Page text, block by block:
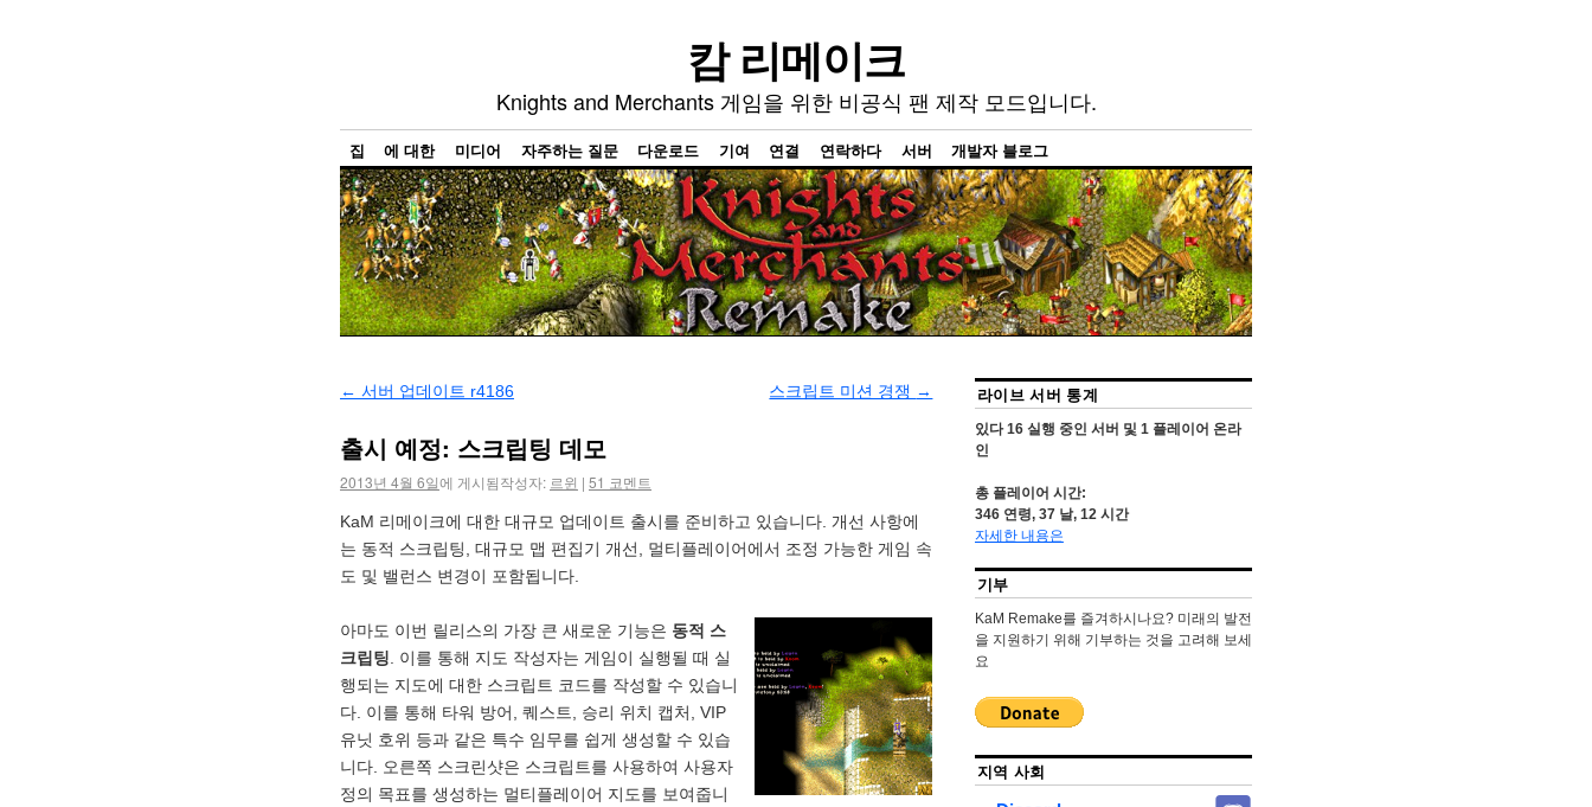
캄 리메이크
Knights and Merchants 게임을 위한 비공식 팬 제작 모드입니다.
집 에 대한 미디어 자주하는 질문 다운로드 기여 연결 연락하다 서버 개발자 블로그
← 서버 업데이트 r4186 스크립트 미션 경쟁 →
출시 예정: 스크립팅 데모
2013년 4월 6일에 게시됨작성자: 르윈 | 51 코멘트
KaM 리메이크에 대한 대규모 업데이트 출시를 준비하고 있습니다. 개선 사항에
는 동적 스크립팅, 대규모 맵 편집기 개선, 멀티플레이어에서 조정 가능한 게임 속
도 및 밸런스 변경이 포함됩니다.
아마도 이번 릴리스의 가장 큰 새로운 기능은 동적 스
크립팅 . 이를 통해 지도 작성자는 게임이 실행될 때 실
행되는 지도에 대한 스크립트 코드를 작성할 수 있습니
다. 이를 통해 타워 방어, 퀘스트, 승리 위치 캡처, VIP
유닛 호위 등과 같은 특수 임무를 쉽게 생성할 수 있습
니다. 오른쪽 스크린샷은 스크립트를 사용하여 사용자
정의 목표를 생성하는 멀티플레이어 지도를 보여줍니
라이브 서버 통계
있다16실행 중인 서버 및 1플레이어 온라
인
총 플레이어 시간:
346연령, 37날, 12시간
자세한 내용은
기부
KaM Remake를 즐겨하시나요? 미래의 발전
을 지원하기 위해 기부하는 것을 고려해 보세
요
지역 사회